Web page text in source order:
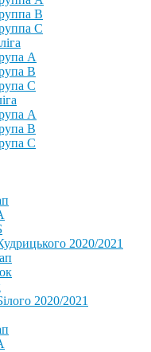
B
C
A
B
C
A
B
C
2020/2021
2020/2021